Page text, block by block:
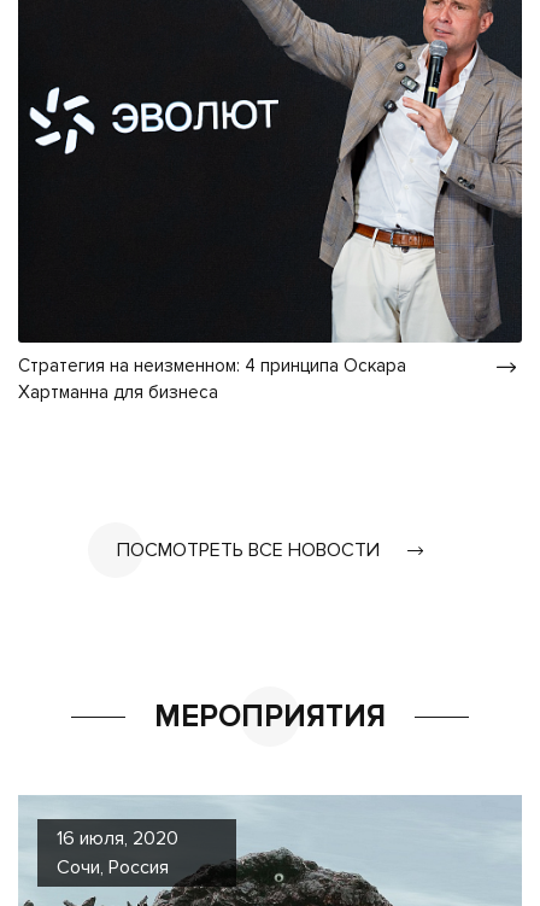
Стратегия на неизменном: 4 принципа Оскара
Хартманна для бизнеса
ПОСМОТРЕТЬ ВСЕ НОВОСТИ
МЕРОПРИЯТИЯ
16 июля, 2020
Сочи, Россия